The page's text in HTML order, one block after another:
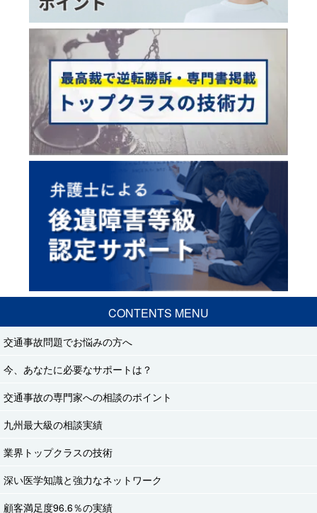
CONTENTS MENU
交通事故問題でお悩みの方へ
今、あなたに必要なサポートは？
交通事故の専門家への相談のポイント
九州最大級の相談実績
業界トップクラスの技術
深い医学知識と強力なネットワーク
顧客満足度96.6％の実績